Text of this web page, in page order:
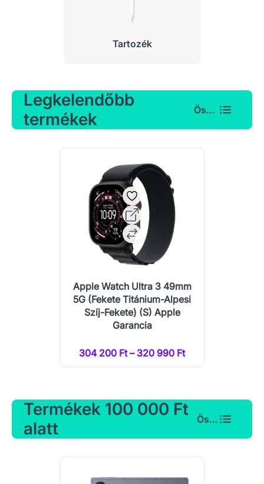
Tartozék
Legkelendőbb
termékek
Összes
Apple Watch Ultra 3 49mm
5G (Fekete Titánium-Alpesi
Szíj-Fekete) (S) Apple
Garancia
304 200 Ft – 320 990 Ft
Termékek 100 000 Ft
alatt
Összes